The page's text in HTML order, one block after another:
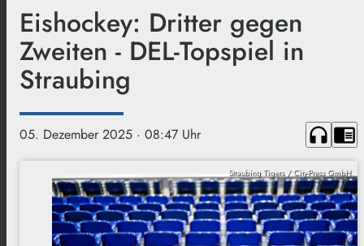
Eishockey: Dritter gegen
Zweiten - DEL-Topspiel in
Straubing
05. Dezember 2025 · 08:47 Uhr headphones chrome_reader_mode
Straubing Tigers / City-Press GmbH